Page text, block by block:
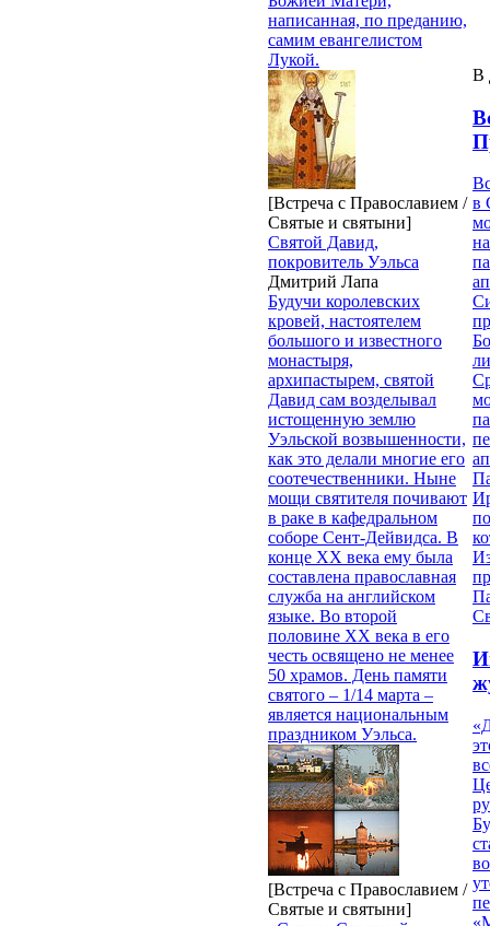
написанная, по преданию,
самим евангелистом
Лукой.
[Встреча с Православием /
Святые и святыни]
Святой Давид,
покровитель Уэльса
Дмитрий Лапа
Будучи королевских
кровей, настоятелем
большого и известного
монастыря,
архипастырем, святой
Давид сам возделывал
истощенную землю
Уэльской возвышенности,
как это делали многие его
соотечественники. Ныне
мощи святителя почивают
в раке в кафедральном
соборе Сент-Дейвидса. В
конце XX века ему была
составлена православная
служба на английском
языке. Во второй
половине XX века в его
честь освящено не менее
50 храмов. День памяти
святого – 1/14 марта –
является национальным
праздником Уэльса.
[Встреча с Православием /
Святые и святыни]
В
в